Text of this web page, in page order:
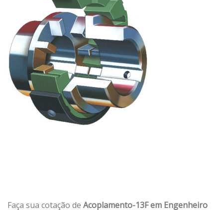
Faça sua cotação de Acoplamento-13F em Engenheiro